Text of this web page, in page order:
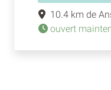
10.4 km de
ouvert